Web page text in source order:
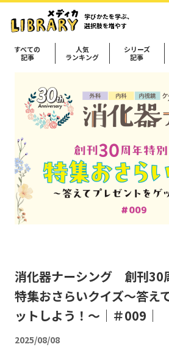
学びかたを学ぶ、
選択肢を増やす
すべての
記事
人気
ランキング
シリーズ
記事
消化器ナーシング 創刊30
特集おさらいクイズ～答え
ットしよう！～｜＃009｜
2025/08/08